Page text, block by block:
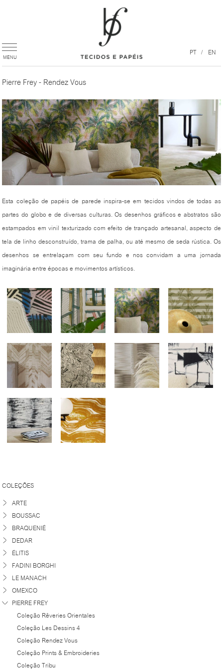
PT EN
Pierre Frey - Rendez Vous
Esta coleção de papéis de parede inspira-se em tecidos vindos de todas as
partes do globo e de diversas culturas. Os desenhos gráficos e abstratos são
estampados em vinil texturizado com efeito de trançado artesanal, aspecto de
tela de linho desconstruído, trama de palha, ou até mesmo de seda rústica. Os
desenhos se entrelaçam com seu fundo e nos convidam a uma jornada
imaginária entre épocas e movimentos artísticos.
COLEÇÕES
ARTE
BOUSSAC
BRAQUENIÉ
DEDAR
ÉLITIS
FADINI BORGHI
LE MANACH
OMEXCO
PIERRE FREY
Coleção Rêveries Orientales
Coleção Les Dessins 4
Coleção Rendez Vous
Coleção Prints & Embroideries
Coleção Tribu